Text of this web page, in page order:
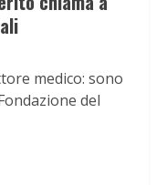
medico: sono
del